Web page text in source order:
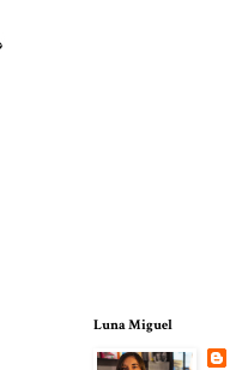
Luna Miguel